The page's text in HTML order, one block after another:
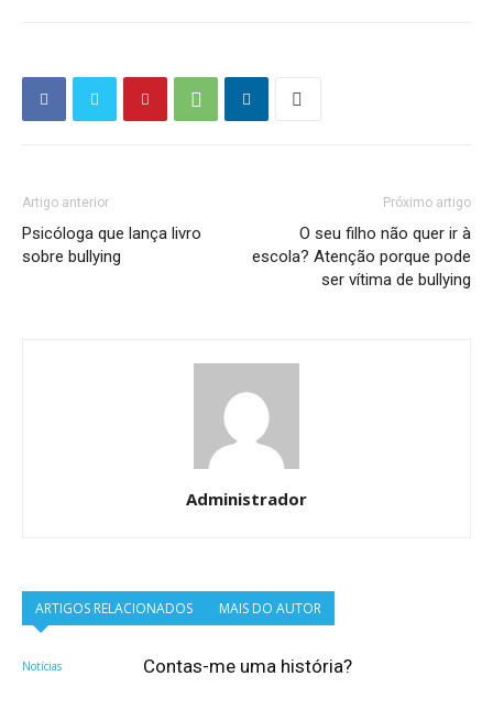
Artigo anterior
Psicóloga que lança livro
sobre bullying
Próximo artigo
O seu filho não quer ir à
escola? Atenção porque pode
ser vítima de bullying
Administrador
ARTIGOS RELACIONADOS MAIS DO AUTOR
Notícias Contas-me uma história?